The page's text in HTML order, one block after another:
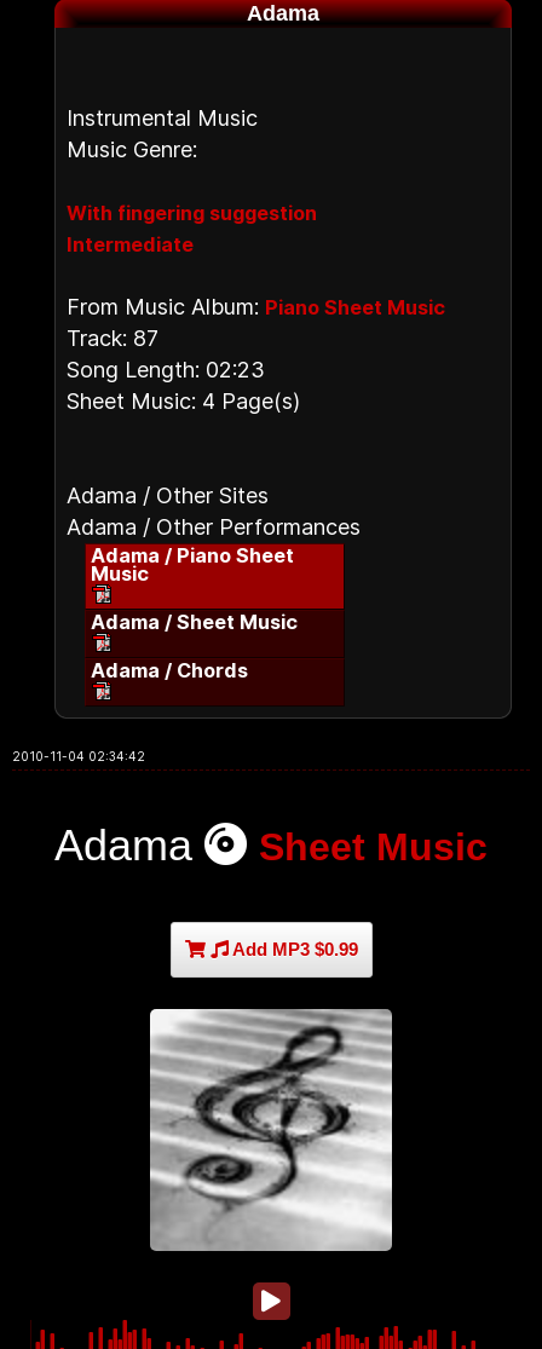
Adama
Instrumental Music
Music Genre:
With fingering suggestion
Intermediate
From Music Album: Piano Sheet Music
Track: 87
Song Length: 02:23
Sheet Music: 4 Page(s)
Adama / Other Sites
Adama / Other Performances
Adama / Piano Sheet
Music
Adama / Sheet Music
Adama / Chords
2010-11-04 02:34:42
Adama Sheet Music
Add MP3 $0.99